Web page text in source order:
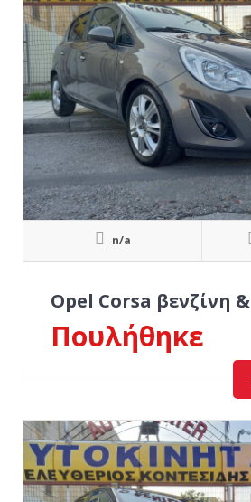
n/a
Πουλήθηκε